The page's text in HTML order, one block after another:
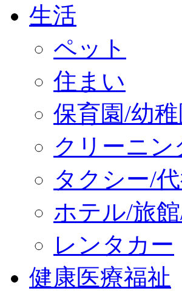
生活
ペット
住まい
保育園/幼稚
クリーニン
タクシー/
ホテル/旅
レンタカー
健康医療福祉